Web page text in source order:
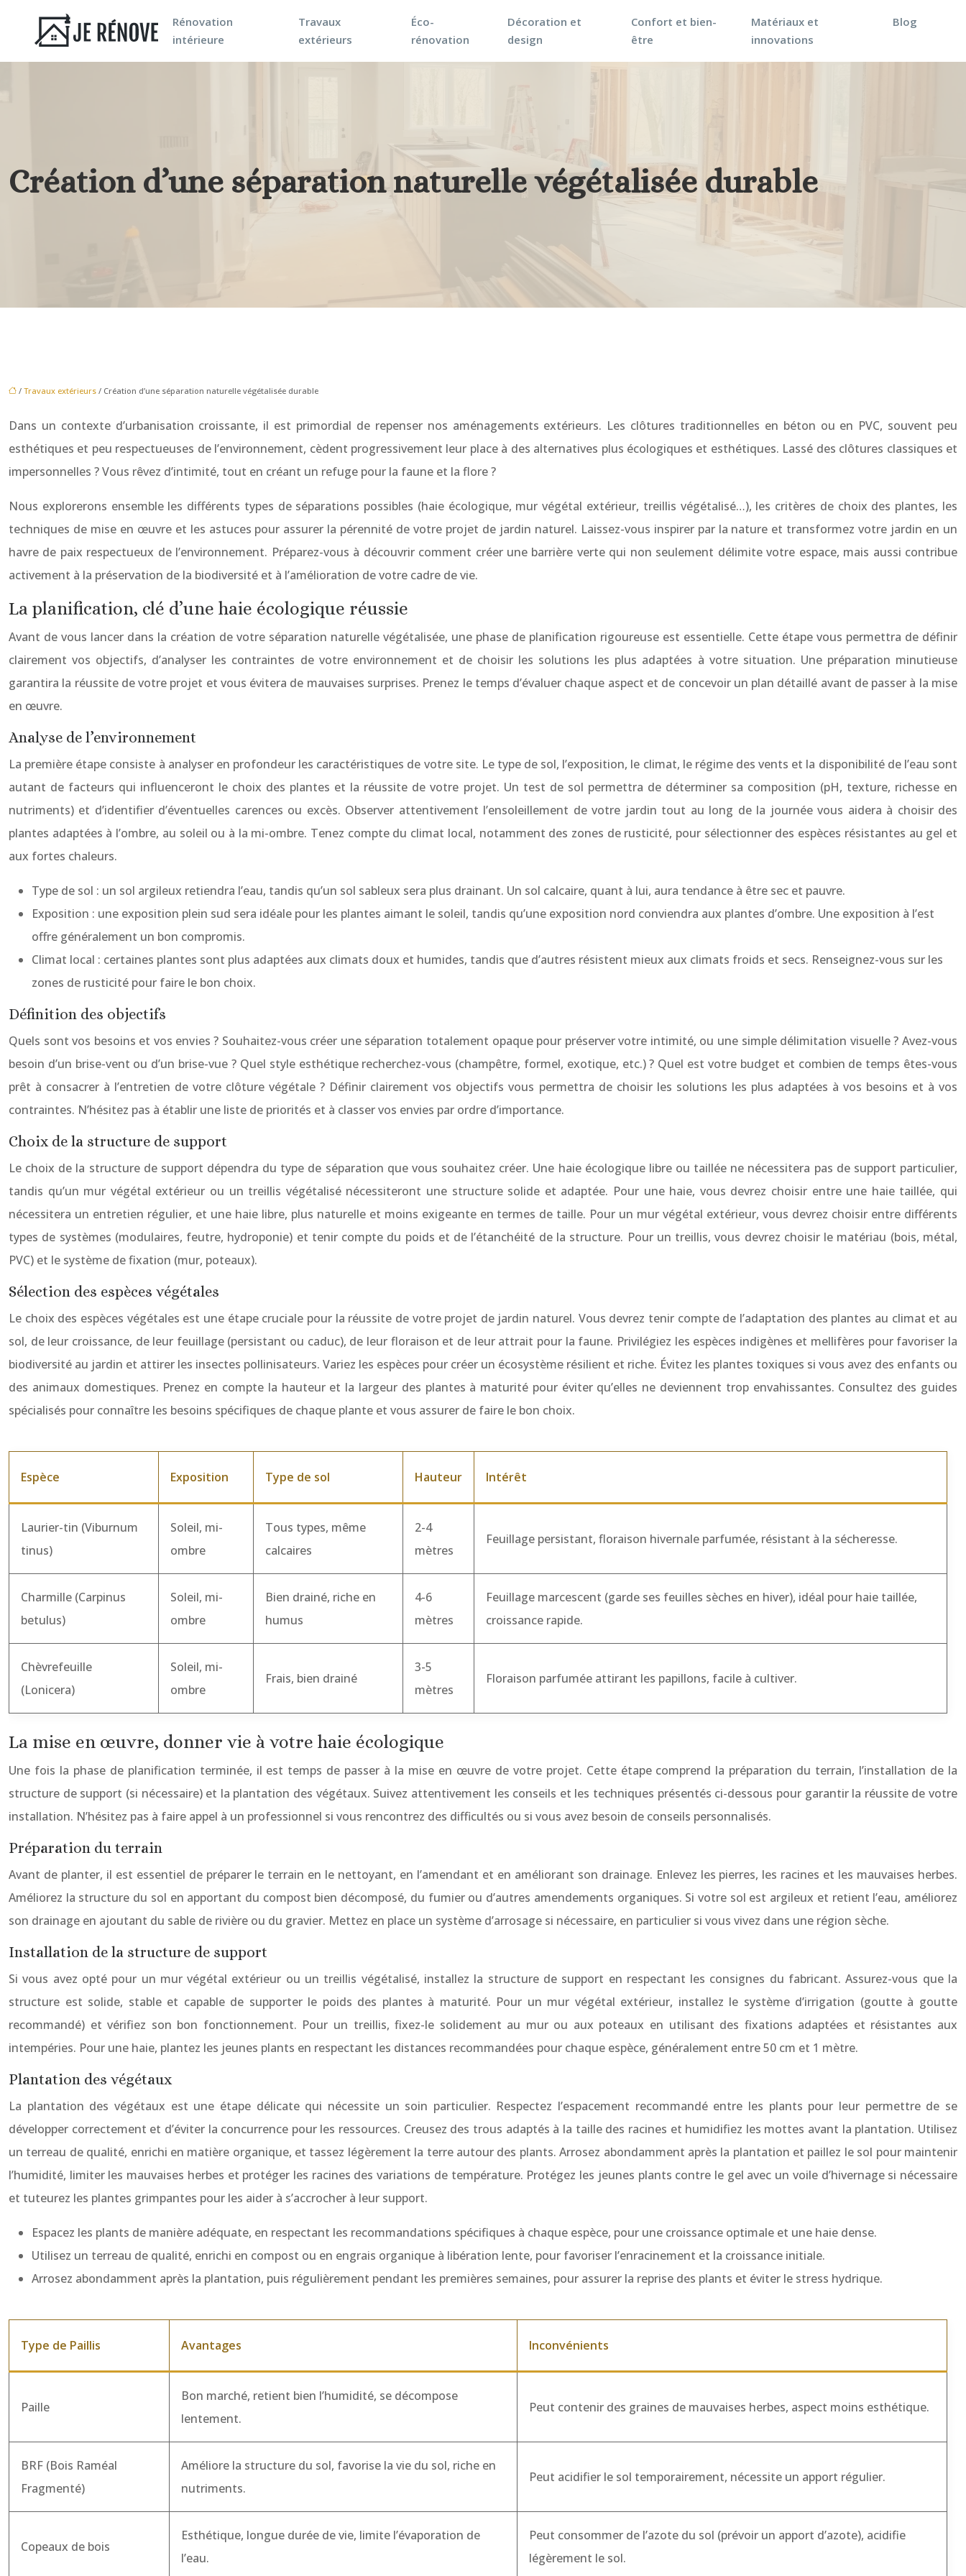
Rénovation
intérieure
Travaux
extérieurs
Éco-
rénovation
Décoration et
design
Confort et bien-
être
Matériaux et
innovations
Blog
Création d’une séparation naturelle végétalisée durable
/ Travaux extérieurs / Création d’une séparation naturelle végétalisée durable
Dans un contexte d’urbanisation croissante, il est primordial de repenser nos aménagements extérieurs. Les clôtures traditionnelles en béton ou en PVC, souvent peu
esthétiques et peu respectueuses de l’environnement, cèdent progressivement leur place à des alternatives plus écologiques et esthétiques. Lassé des clôtures classiques et
impersonnelles ? Vous rêvez d’intimité, tout en créant un refuge pour la faune et la flore ?
Nous explorerons ensemble les différents types de séparations possibles (haie écologique, mur végétal extérieur, treillis végétalisé…), les critères de choix des plantes, les
techniques de mise en œuvre et les astuces pour assurer la pérennité de votre projet de jardin naturel. Laissez-vous inspirer par la nature et transformez votre jardin en un
havre de paix respectueux de l’environnement. Préparez-vous à découvrir comment créer une barrière verte qui non seulement délimite votre espace, mais aussi contribue
activement à la préservation de la biodiversité et à l’amélioration de votre cadre de vie.
La planification, clé d’une haie écologique réussie
Avant de vous lancer dans la création de votre séparation naturelle végétalisée, une phase de planification rigoureuse est essentielle. Cette étape vous permettra de définir
clairement vos objectifs, d’analyser les contraintes de votre environnement et de choisir les solutions les plus adaptées à votre situation. Une préparation minutieuse
garantira la réussite de votre projet et vous évitera de mauvaises surprises. Prenez le temps d’évaluer chaque aspect et de concevoir un plan détaillé avant de passer à la mise
en œuvre.
Analyse de l’environnement
La première étape consiste à analyser en profondeur les caractéristiques de votre site. Le type de sol, l’exposition, le climat, le régime des vents et la disponibilité de l’eau sont
autant de facteurs qui influenceront le choix des plantes et la réussite de votre projet. Un test de sol permettra de déterminer sa composition (pH, texture, richesse en
nutriments) et d’identifier d’éventuelles carences ou excès. Observer attentivement l’ensoleillement de votre jardin tout au long de la journée vous aidera à choisir des
plantes adaptées à l’ombre, au soleil ou à la mi-ombre. Tenez compte du climat local, notamment des zones de rusticité, pour sélectionner des espèces résistantes au gel et
aux fortes chaleurs.
Type de sol : un sol argileux retiendra l’eau, tandis qu’un sol sableux sera plus drainant. Un sol calcaire, quant à lui, aura tendance à être sec et pauvre.
Exposition : une exposition plein sud sera idéale pour les plantes aimant le soleil, tandis qu’une exposition nord conviendra aux plantes d’ombre. Une exposition à l’est
offre généralement un bon compromis.
Climat local : certaines plantes sont plus adaptées aux climats doux et humides, tandis que d’autres résistent mieux aux climats froids et secs. Renseignez-vous sur les
zones de rusticité pour faire le bon choix.
Définition des objectifs
Quels sont vos besoins et vos envies ? Souhaitez-vous créer une séparation totalement opaque pour préserver votre intimité, ou une simple délimitation visuelle ? Avez-vous
besoin d’un brise-vent ou d’un brise-vue ? Quel style esthétique recherchez-vous (champêtre, formel, exotique, etc.) ? Quel est votre budget et combien de temps êtes-vous
prêt à consacrer à l’entretien de votre clôture végétale ? Définir clairement vos objectifs vous permettra de choisir les solutions les plus adaptées à vos besoins et à vos
contraintes. N’hésitez pas à établir une liste de priorités et à classer vos envies par ordre d’importance.
Choix de la structure de support
Le choix de la structure de support dépendra du type de séparation que vous souhaitez créer. Une haie écologique libre ou taillée ne nécessitera pas de support particulier,
tandis qu’un mur végétal extérieur ou un treillis végétalisé nécessiteront une structure solide et adaptée. Pour une haie, vous devrez choisir entre une haie taillée, qui
nécessitera un entretien régulier, et une haie libre, plus naturelle et moins exigeante en termes de taille. Pour un mur végétal extérieur, vous devrez choisir entre différents
types de systèmes (modulaires, feutre, hydroponie) et tenir compte du poids et de l’étanchéité de la structure. Pour un treillis, vous devrez choisir le matériau (bois, métal,
PVC) et le système de fixation (mur, poteaux).
Sélection des espèces végétales
Le choix des espèces végétales est une étape cruciale pour la réussite de votre projet de jardin naturel. Vous devrez tenir compte de l’adaptation des plantes au climat et au
sol, de leur croissance, de leur feuillage (persistant ou caduc), de leur floraison et de leur attrait pour la faune. Privilégiez les espèces indigènes et mellifères pour favoriser la
biodiversité au jardin et attirer les insectes pollinisateurs. Variez les espèces pour créer un écosystème résilient et riche. Évitez les plantes toxiques si vous avez des enfants ou
des animaux domestiques. Prenez en compte la hauteur et la largeur des plantes à maturité pour éviter qu’elles ne deviennent trop envahissantes. Consultez des guides
spécialisés pour connaître les besoins spécifiques de chaque plante et vous assurer de faire le bon choix.
Espèce Exposition Type de sol Hauteur Intérêt
Laurier-tin (Viburnum
tinus)
Soleil, mi-
ombre
Tous types, même
calcaires
2-4
mètres
Feuillage persistant, floraison hivernale parfumée, résistant à la sécheresse.
Charmille (Carpinus
betulus)
Soleil, mi-
ombre
Bien drainé, riche en
humus
4-6
mètres
Feuillage marcescent (garde ses feuilles sèches en hiver), idéal pour haie taillée,
croissance rapide.
Chèvrefeuille
(Lonicera)
Soleil, mi-
ombre
Frais, bien drainé
3-5
mètres
Floraison parfumée attirant les papillons, facile à cultiver.
La mise en œuvre, donner vie à votre haie écologique
Une fois la phase de planification terminée, il est temps de passer à la mise en œuvre de votre projet. Cette étape comprend la préparation du terrain, l’installation de la
structure de support (si nécessaire) et la plantation des végétaux. Suivez attentivement les conseils et les techniques présentés ci-dessous pour garantir la réussite de votre
installation. N’hésitez pas à faire appel à un professionnel si vous rencontrez des difficultés ou si vous avez besoin de conseils personnalisés.
Préparation du terrain
Avant de planter, il est essentiel de préparer le terrain en le nettoyant, en l’amendant et en améliorant son drainage. Enlevez les pierres, les racines et les mauvaises herbes.
Améliorez la structure du sol en apportant du compost bien décomposé, du fumier ou d’autres amendements organiques. Si votre sol est argileux et retient l’eau, améliorez
son drainage en ajoutant du sable de rivière ou du gravier. Mettez en place un système d’arrosage si nécessaire, en particulier si vous vivez dans une région sèche.
Installation de la structure de support
Si vous avez opté pour un mur végétal extérieur ou un treillis végétalisé, installez la structure de support en respectant les consignes du fabricant. Assurez-vous que la
structure est solide, stable et capable de supporter le poids des plantes à maturité. Pour un mur végétal extérieur, installez le système d’irrigation (goutte à goutte
recommandé) et vérifiez son bon fonctionnement. Pour un treillis, fixez-le solidement au mur ou aux poteaux en utilisant des fixations adaptées et résistantes aux
intempéries. Pour une haie, plantez les jeunes plants en respectant les distances recommandées pour chaque espèce, généralement entre 50 cm et 1 mètre.
Plantation des végétaux
La plantation des végétaux est une étape délicate qui nécessite un soin particulier. Respectez l’espacement recommandé entre les plants pour leur permettre de se
développer correctement et d’éviter la concurrence pour les ressources. Creusez des trous adaptés à la taille des racines et humidifiez les mottes avant la plantation. Utilisez
un terreau de qualité, enrichi en matière organique, et tassez légèrement la terre autour des plants. Arrosez abondamment après la plantation et paillez le sol pour maintenir
l’humidité, limiter les mauvaises herbes et protéger les racines des variations de température. Protégez les jeunes plants contre le gel avec un voile d’hivernage si nécessaire
et tuteurez les plantes grimpantes pour les aider à s’accrocher à leur support.
Espacez les plants de manière adéquate, en respectant les recommandations spécifiques à chaque espèce, pour une croissance optimale et une haie dense.
Utilisez un terreau de qualité, enrichi en compost ou en engrais organique à libération lente, pour favoriser l’enracinement et la croissance initiale.
Arrosez abondamment après la plantation, puis régulièrement pendant les premières semaines, pour assurer la reprise des plants et éviter le stress hydrique.
Type de Paillis Avantages Inconvénients
Paille
Bon marché, retient bien l’humidité, se décompose
lentement.
Peut contenir des graines de mauvaises herbes, aspect moins esthétique.
BRF (Bois Raméal
Fragmenté)
Améliore la structure du sol, favorise la vie du sol, riche en
nutriments.
Peut acidifier le sol temporairement, nécessite un apport régulier.
Copeaux de bois
Esthétique, longue durée de vie, limite l’évaporation de
l’eau.
Peut consommer de l’azote du sol (prévoir un apport d’azote), acidifie
légèrement le sol.